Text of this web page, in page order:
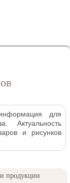
для
Актуальность
и рисунков
продукции